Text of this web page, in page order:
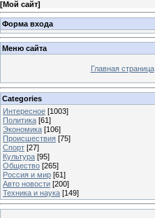
[Мой сайт]
Форма входа
Меню сайта
Главная страница
Categories
Интересное [1003]
Политика [61]
Экономика [106]
Происшествия [75]
Спорт [27]
Культура [95]
Общество [265]
Россия и мир [61]
Авто новости [200]
Техника и наука [149]